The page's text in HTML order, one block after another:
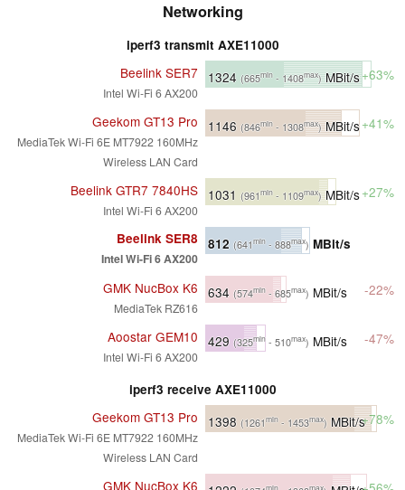
Networking
iperf3 transmit AXE11000
Beelink SER7
Intel Wi-Fi 6 AX200
1324 (665min - 1408max)MBit/s+63%
Geekom GT13 Pro
MediaTek Wi-Fi 6E MT7922 160MHz
Wireless LAN Card
1146 (846min - 1308max)MBit/s+41%
Beelink GTR7 7840HS
Intel Wi-Fi 6 AX200
1031 (961min - 1109max)MBit/s+27%
Beelink SER8
Intel Wi-Fi 6 AX200
812 (641min - 888max) MBit/s
GMK NucBox K6
MediaTek RZ616
634 (574min - 685max) MBit/s -22%
Aoostar GEM10
Intel Wi-Fi 6 AX200
429 (325min - 510max) MBit/s -47%
iperf3 receive AXE11000
Geekom GT13 Pro
MediaTek Wi-Fi 6E MT7922 160MHz
Wireless LAN Card
1398 (1261min - 1453max) MBit/s+78%
GMK NucBox K6 min max